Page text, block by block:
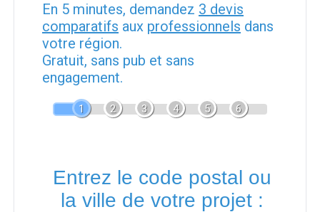
En 5 minutes, demandez 3 devis
comparatifs aux professionnels dans
votre région.
Gratuit, sans pub et sans
engagement.
1 2 3 4 5 6
Entrez le code postal ou
la ville de votre projet :